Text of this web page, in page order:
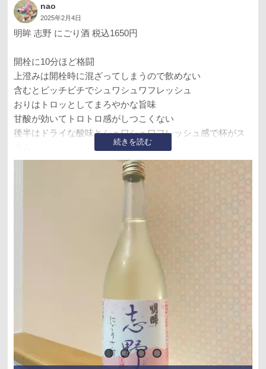
nao
2025年2月4日
続きを読む
明眸 志野 にごり酒 税込1650円
開栓に10分ほど格闘
上澄みは開栓時に混ざってしまうので飲めない
含むとビッチビチでシュワシュワフレッシュ
おりはトロッとしてまろやかな旨味
甘酸が効いてトロトロ感がしつこくない
後半はドライな酸味とシュワシュワフレッシュ感で杯がス
15年前に行ったことありますがそんな背景は知らなかった
我が家はマイナス5度管理なので開栓注意と記載あってもい
流石は凶暴と言われるだけあります
美味しくて2日で空に
コスパも味わいも良く、12月になればコチラでは簡単に手
に入る